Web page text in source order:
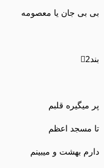
بی بی جان یا معصومه
بند2⃣
پر میگیره قلبم
تا مسجد اعظم
دارم بهشت و میبینم